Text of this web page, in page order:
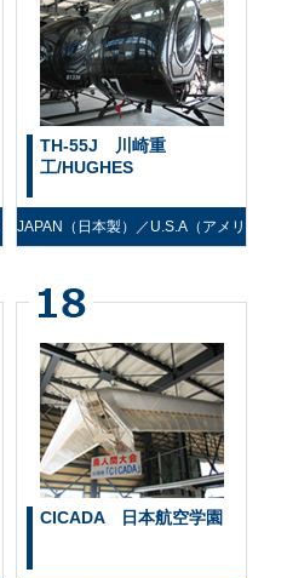
TH-55J 川崎重
工/HUGHES
JAPAN（日本製）／U.S.A（アメリ
CICADA 日本航空学園